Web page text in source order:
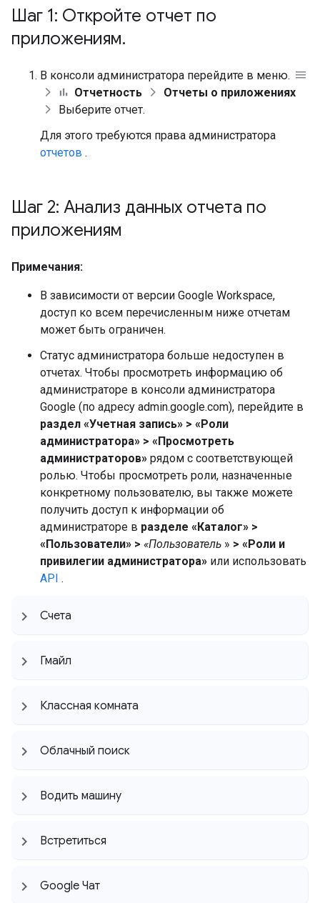
Шаг 1: Откройте отчет по
приложениям.
В консоли администратора перейдите в меню.
Отчетность
Отчеты о приложениях
Выберите отчет.
Для этого требуются права администратора
отчетов .
Шаг 2: Анализ данных отчета по
приложениям
Примечания:
В зависимости от версии Google Workspace,
доступ ко всем перечисленным ниже отчетам
может быть ограничен.
Статус администратора больше недоступен в
отчетах. Чтобы просмотреть информацию об
администраторе в консоли администратора
Google (по адресу admin.google.com), перейдите в
раздел «Учетная запись» > «Роли
администратора» > «Просмотреть
администраторов» рядом с соответствующей
ролью. Чтобы просмотреть роли, назначенные
конкретному пользователю, вы также можете
получить доступ к информации об
администраторе в разделе «Каталог» >
«Пользователи» > «Пользователь » > «Роли и
привилегии администратора» или использовать
API .
Счета
Гмайл
Классная комната
Облачный поиск
Водить машину
Встретиться
Google Чат